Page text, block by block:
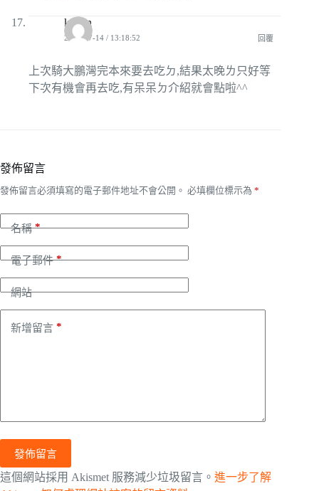
keglin
2009-07-14 / 13:18:52 回覆
上次騎大鵬灣完本來要去吃ㄉ,結果太晚ㄌ只好等
下次有機會再去吃,有呆呆ㄉ介紹就會點啦^^
發佈留言
發佈留言必須填寫的電子郵件地址不會公開。 必填欄位標示為 *
名稱*
電子郵件*
網站
新增留言 *
發佈留言
這個網站採用 Akismet 服務減少垃圾留言。 進一步了解